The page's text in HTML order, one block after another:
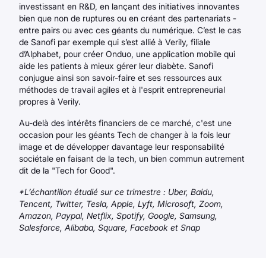
investissant en R&D, en lançant des initiatives innovantes
bien que non de ruptures ou en créant des partenariats -
entre pairs ou avec ces géants du numérique. C’est le cas
de Sanofi par exemple qui s’est allié à Verily, filiale
d’Alphabet, pour créer Onduo, une application mobile qui
aide les patients à mieux gérer leur diabète. Sanofi
conjugue ainsi son savoir-faire et ses ressources aux
méthodes de travail agiles et à l'esprit entrepreneurial
propres à Verily.
Au-delà des intérêts financiers de ce marché, c'est une
occasion pour les géants Tech de changer à la fois leur
image et de développer davantage leur responsabilité
sociétale en faisant de la tech, un bien commun autrement
dit de la "Tech for Good".
*L’échantillon étudié sur ce trimestre : Uber, Baidu,
Tencent, Twitter, Tesla, Apple, Lyft, Microsoft, Zoom,
Amazon, Paypal, Netflix, Spotify, Google, Samsung,
Salesforce, Alibaba, Square, Facebook et Snap